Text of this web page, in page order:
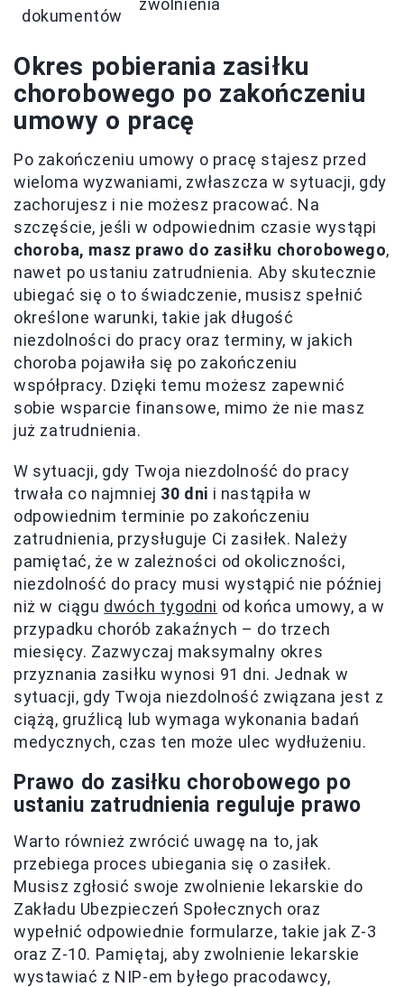
dokumentów
zwolnienia
Okres pobierania zasiłku
chorobowego po zakończeniu
umowy o pracę
Po zakończeniu umowy o pracę stajesz przed
wieloma wyzwaniami, zwłaszcza w sytuacji, gdy
zachorujesz i nie możesz pracować. Na
szczęście, jeśli w odpowiednim czasie wystąpi
choroba, masz prawo do zasiłku chorobowego,
nawet po ustaniu zatrudnienia. Aby skutecznie
ubiegać się o to świadczenie, musisz spełnić
określone warunki, takie jak długość
niezdolności do pracy oraz terminy, w jakich
choroba pojawiła się po zakończeniu
współpracy. Dzięki temu możesz zapewnić
sobie wsparcie finansowe, mimo że nie masz
już zatrudnienia.
W sytuacji, gdy Twoja niezdolność do pracy
trwała co najmniej 30 dni i nastąpiła w
odpowiednim terminie po zakończeniu
zatrudnienia, przysługuje Ci zasiłek. Należy
pamiętać, że w zależności od okoliczności,
niezdolność do pracy musi wystąpić nie później
niż w ciągu dwóch tygodni od końca umowy, a w
przypadku chorób zakaźnych – do trzech
miesięcy. Zazwyczaj maksymalny okres
przyznania zasiłku wynosi 91 dni. Jednak w
sytuacji, gdy Twoja niezdolność związana jest z
ciążą, gruźlicą lub wymaga wykonania badań
medycznych, czas ten może ulec wydłużeniu.
Prawo do zasiłku chorobowego po
ustaniu zatrudnienia reguluje prawo
Warto również zwrócić uwagę na to, jak
przebiega proces ubiegania się o zasiłek.
Musisz zgłosić swoje zwolnienie lekarskie do
Zakładu Ubezpieczeń Społecznych oraz
wypełnić odpowiednie formularze, takie jak Z-3
oraz Z-10. Pamiętaj, aby zwolnienie lekarskie
wystawiać z NIP-em byłego pracodawcy,